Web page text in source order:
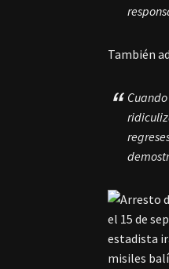
También
el 15 de
estadista
misiles